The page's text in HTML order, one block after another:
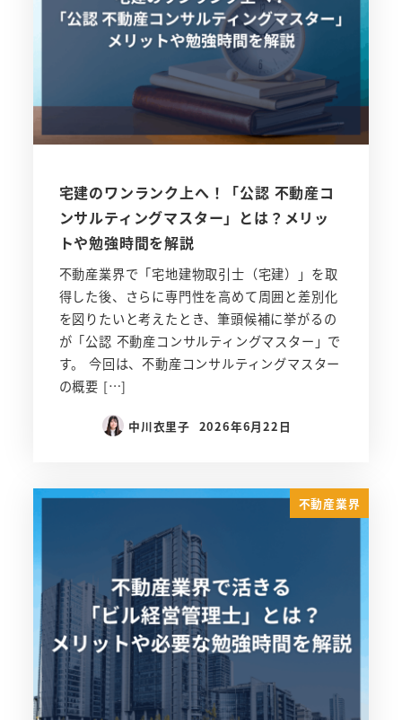
宅建のワンランク上へ！「公認 不動産コ
ンサルティングマスター」とは？メリッ
トや勉強時間を解説
不動産業界で「宅地建物取引士（宅建）」を取
得した後、さらに専門性を高めて周囲と差別化
を図りたいと考えたとき、筆頭候補に挙がるの
が「公認 不動産コンサルティングマスター」で
す。 今回は、不動産コンサルティングマスター
の概要 […]
中川衣里子 2026年6月22日
不動産業界